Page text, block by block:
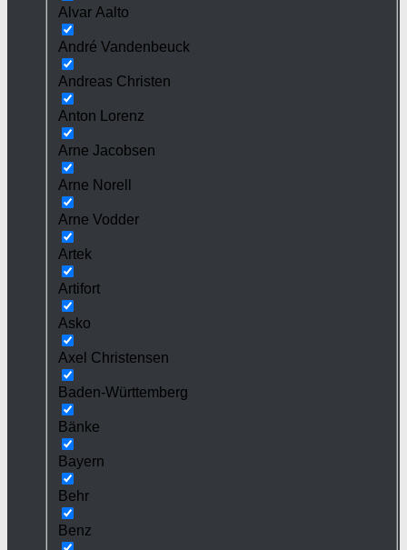
Alvar Aalto
André Vandenbeuck
Andreas Christen
Anton Lorenz
Arne Jacobsen
Arne Norell
Arne Vodder
Artek
Artifort
Asko
Axel Christensen
Baden-Württemberg
Bänke
Bayern
Behr
Benz